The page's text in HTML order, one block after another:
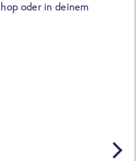
oder in deinem